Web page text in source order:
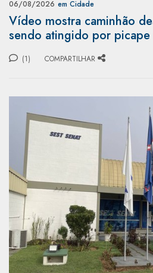
06/08/2026 em Cidade
Vídeo mostra caminhão
sendo atingido por picape
(1) COMPARTILHAR